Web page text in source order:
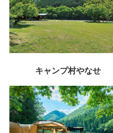
キャンプ村やなせ